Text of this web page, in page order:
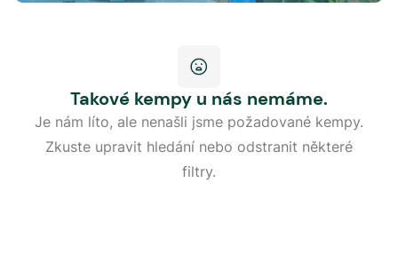
Takové kempy u nás nemáme.
Je nám líto, ale nenašli jsme požadované kempy.
Zkuste upravit hledání nebo odstranit některé
filtry.